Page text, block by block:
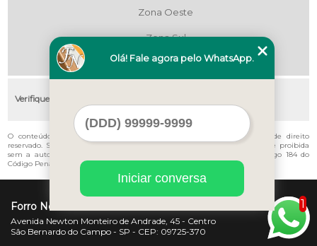
Zona Oeste
Zona Sul
Zona Sul
Verifique as regiões que atendemos
O conteúdo do texto " Valor de Instalação de Pvc José Bonifácio
" é de direito
reservado. Sua reprodução, parcial ou total, mesmo citando nossos links, é proibida
sem a autorização do autor. Crime de violação de direito autoral – artigo 184 do
Código Penal –
Lei 9610/98 - Lei de direitos autorais.
Forro Novo
Avenida Newton Monteiro de Andrade, 45 - Centro
São Bernardo do Campo - SP - CEP: 09725-370
1
Olá! Fale agora pelo WhatsApp.
Iniciar conversa